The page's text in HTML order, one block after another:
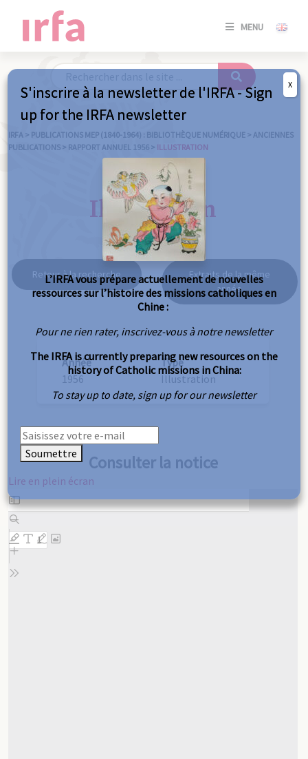
MENU
SE
/
IRFA > PUBLICATIONS MEP (1840-1964) : BIBLIOTHÈQUE NUMÉRIQUE > ANCIENNES
PUBLICATIONS > RAPPORT ANNUEL 1956 > ILLUSTRATION
Illustration
Retour à la recherche
Extraits de la même
année
Année
1956
Type
Illustration
Consulter la notice
Lire en plein écran
Aller
au
contenu
PDF
S'inscrire à la newsletter de l'IRFA - Sign
up for the IRFA newsletter
L’IRFA vous prépare actuellement de nouvelles
ressources sur l’histoire des missions catholiques en
Chine :
Pour ne rien rater, inscrivez-vous à notre newsletter
The IRFA is currently preparing new resources on the
history of Catholic missions in China:
To stay up to date, sign up for our newsletter
Soumettre
X